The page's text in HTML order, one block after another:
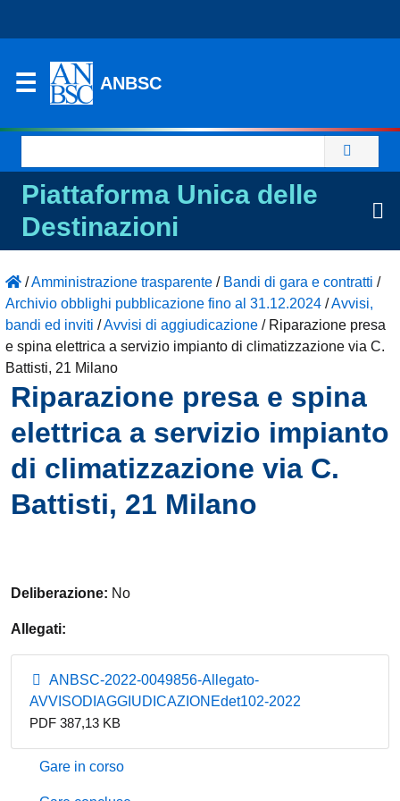
ANBSC
per:
Piattaforma Unica delle
Destinazioni
/Amministrazione trasparente / Bandi di gara e contratti /
Archivio obblighi pubblicazione fino al 31.12.2024 /Avvisi,
bandi ed inviti /Avvisi di aggiudicazione / Riparazione presa
e spina elettrica a servizio impianto di climatizzazione via C.
Battisti, 21 Milano
Riparazione presa e spina
elettrica a servizio impianto
di climatizzazione via C.
Battisti, 21 Milano
Deliberazione: No
Allegati:
ANBSC-2022-0049856-Allegato-
AVVISODIAGGIUDICAZIONEdet102-2022
PDF 387,13 KB
Gare in corso